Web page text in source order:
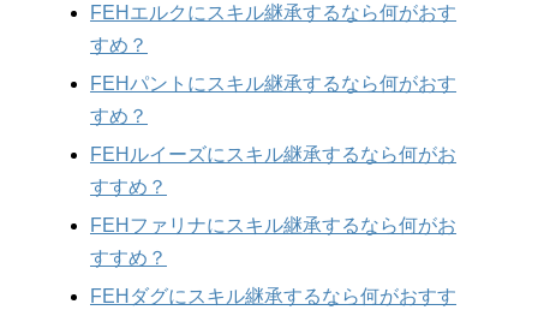
FEHエルクにスキル継承するなら何がおす
すめ？
FEHパントにスキル継承するなら何がおす
すめ？
FEHルイーズにスキル継承するなら何がお
すすめ？
FEHファリナにスキル継承するなら何がお
すすめ？
FEHダグにスキル継承するなら何がおすす